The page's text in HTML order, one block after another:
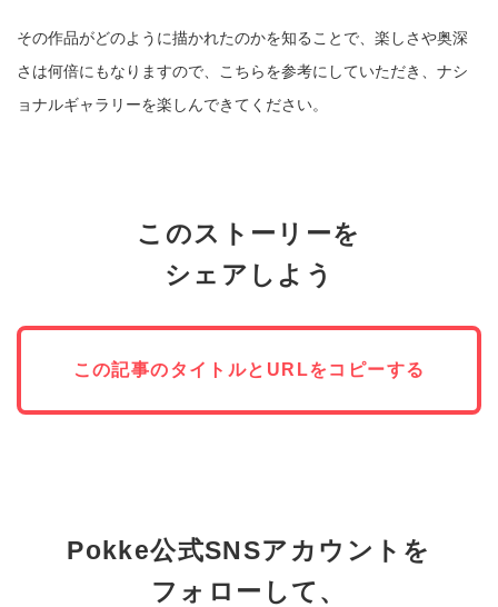
その作品がどのように描かれたのかを知ることで、楽しさや奥深
さは何倍にもなりますので、こちらを参考にしていただき、ナシ
ョナルギャラリーを楽しんできてください。
このストーリーを
シェアしよう
この記事のタイトルとURLをコピーする
Pokke公式SNSアカウントを
フォローして、